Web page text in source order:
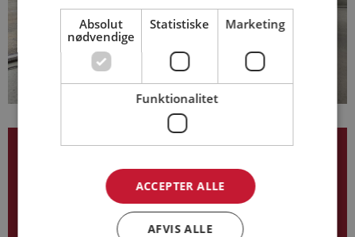
51 66 61 12
kg@base-as.dk
Absolut
nødvendige
Statistiske Marketing
Funktionalitet
ACCEPTER ALLE
AFVIS ALLE